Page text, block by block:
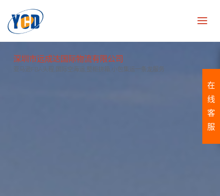
深圳市远成达国际物流有限公司
亚马逊FBA头程,国际空海运,整柜拼箱,小包集运一条龙服务
在
线
客
服